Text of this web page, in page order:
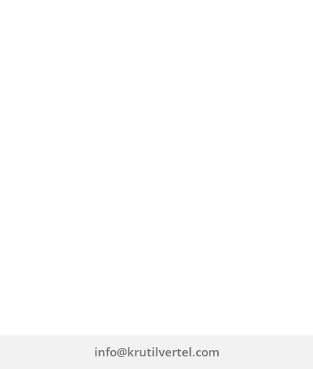
info@krutilvertel.com